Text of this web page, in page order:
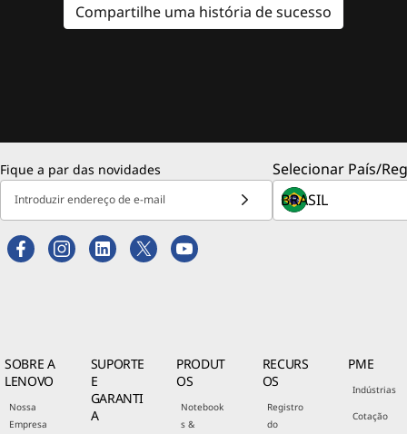
Compartilhe uma história de sucesso
Fique a par das novidades
Introduzir endereço de e-mail
Selecionar País/
SOBRE A
LENOVO
Nossa
Empresa
SUPORTE
E
GARANTI
A
PRODUT
OS
Notebook
s &
RECURS
OS
Registro
do
PME
Indústrias
Cotação